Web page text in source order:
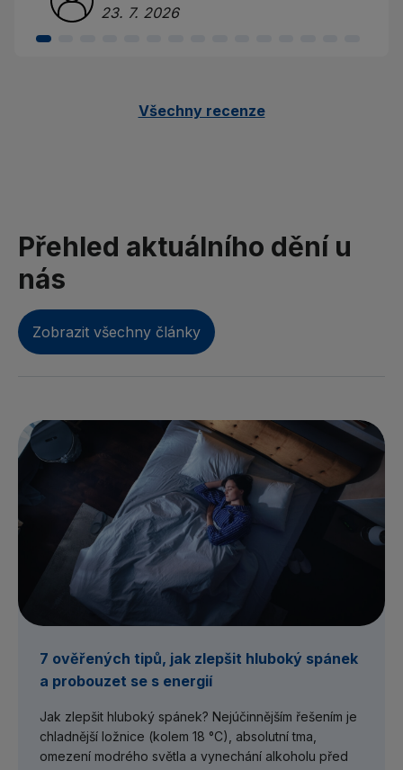
23. 7. 2026
Všechny recenze
Přehled aktuálního dění u
nás
Zobrazit všechny články
7 ověřených tipů, jak zlepšit hluboký spánek
a probouzet se s energií
Jak zlepšit hluboký spánek? Nejúčinnějším řešením je
chladnější ložnice (kolem 18 °C), absolutní tma,
omezení modrého světla a vynechání alkoholu před